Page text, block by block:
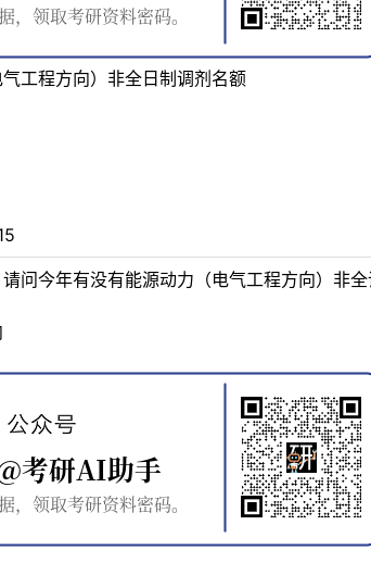
工程方向）非全日制调剂名额
问今年有没有能源动力（电气工程方向）非